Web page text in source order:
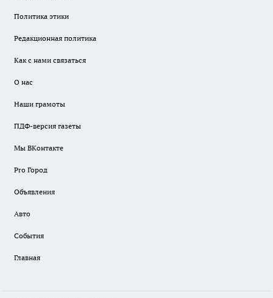
Политика этики
Редакционная политика
Как с нами связаться
О нас
Наши грамоты
ПДФ-версия газеты
Мы ВКонтакте
Pro Город
Объявления
Авто
События
Главная